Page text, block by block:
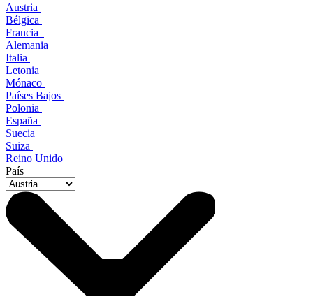
Austria
Bélgica
Francia
Alemania
Italia
Letonia
Mónaco
Países Bajos
Polonia
España
Suecia
Suiza
Reino Unido
País